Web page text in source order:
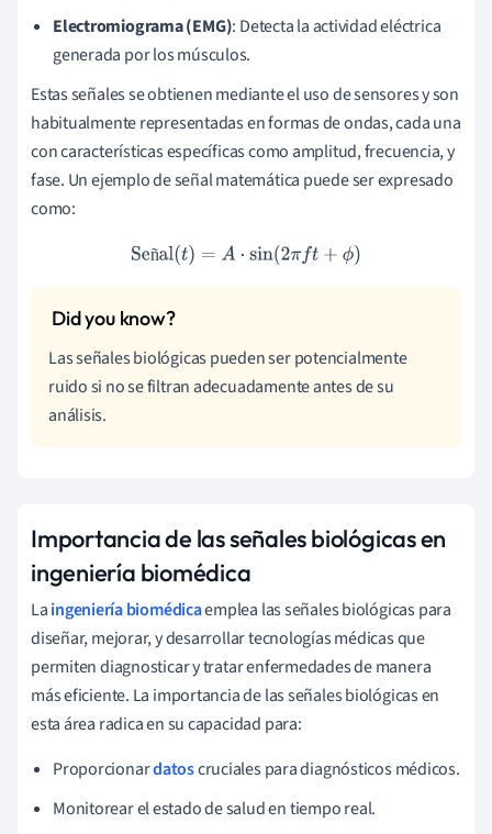
Electromiograma (EMG): Detecta la actividad eléctrica
generada por los músculos.
Estas señales se obtienen mediante el uso de sensores y son
habitualmente representadas en formas de ondas, cada una
con características específicas como amplitud, frecuencia, y
fase. Un ejemplo de señal matemática puede ser expresado
como:
ñ Señal(t )=A ⋅ sin(2πft+ϕ )
Las señales biológicas pueden ser potencialmente
ruido si no se filtran adecuadamente antes de su
análisis.
Importancia de las señales biológicas en
ingeniería biomédica
Laingeniería biomédicaemplea las señales biológicas para
diseñar, mejorar, y desarrollar tecnologías médicas que
permiten diagnosticar y tratar enfermedades de manera
más eficiente. La importancia de las señales biológicas en
esta área radica en su capacidad para:
Proporcionardatoscruciales para diagnósticos médicos.
Monitorear el estado de salud en tiempo real.